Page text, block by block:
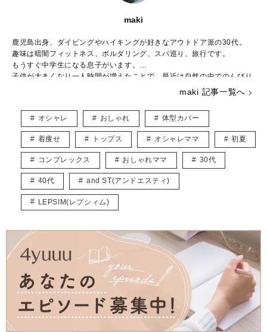
maki
鹿児島出身、ダイビングやハイキングが好きなアウトドア派の30代。
趣味は暗闇フィットネス、ボルダリング、スパ巡り、旅行です。
もうすぐ中学生になる息子がいます。
子供が大きくなり一人時間が増えたことで、最近は自然の中でのんびり
ファッションを楽しんでいます。
こちらでは主にUNIQLOやGU、しまむらなどのプチプラアイテムを取
り入れたトレンド記事を紹介していきます。
宜しくお願いします。
maki 記事一覧へ
オシャレ おしゃれ 体型カバー
着痩せ トップス オシャレママ 初夏
コンプレックス おしゃれママ 30代
40代 and ST(アンドエスティ)
LEPSIM(レプシィム)